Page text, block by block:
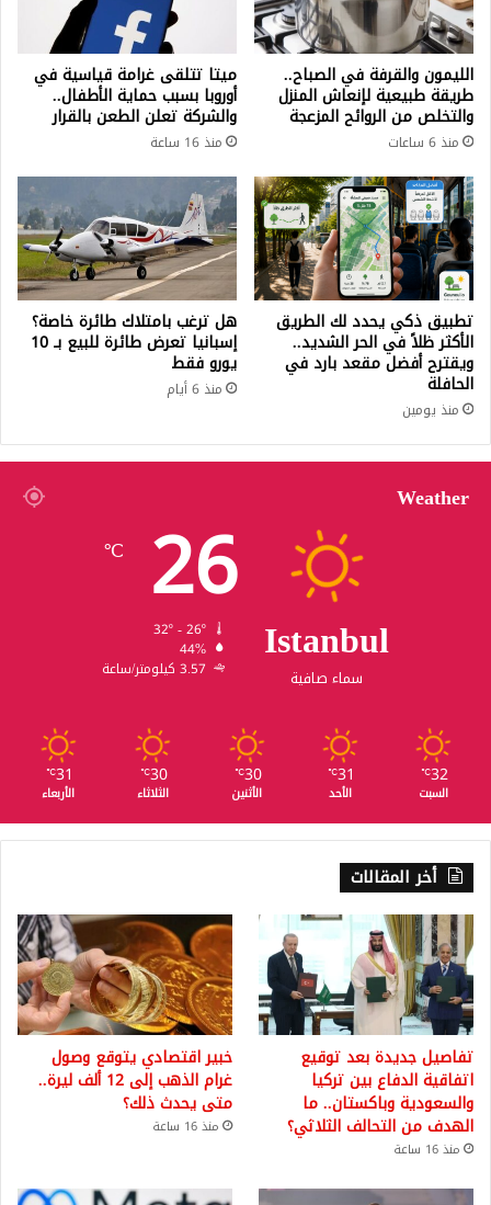
الليمون والقرفة في الصباح..
طريقة طبيعية لإنعاش المنزل
والتخلص من الروائح المزعجة
منذ 6 ساعات
ميتا تتلقى غرامة قياسية في
أوروبا بسبب حماية الأطفال..
والشركة تعلن الطعن بالقرار
منذ 16 ساعة
تطبيق ذكي يحدد لك الطريق
الأكثر ظلاً في الحر الشديد..
ويقترح أفضل مقعد بارد في
الحافلة
منذ يومين
هل ترغب بامتلاك طائرة خاصة؟
إسبانيا تعرض طائرة للبيع بـ 10
يورو فقط
منذ 6 أيام
Weather
Istanbul
سماء صافية
26
℃
44%
3.57 كيلومتر/ساعة
32
℃
السبت
31
℃
الأحد
30
℃
الأثنين
30
℃
الثلاثاء
31
℃
الأربعاء
أخر المقالات
تفاصيل جديدة بعد توقيع
اتفاقية الدفاع بين تركيا
والسعودية وباكستان.. ما
الهدف من التحالف الثلاثي؟
منذ 16 ساعة
خبير اقتصادي يتوقع وصول
غرام الذهب إلى 12 ألف ليرة..
متى يحدث ذلك؟
منذ 16 ساعة